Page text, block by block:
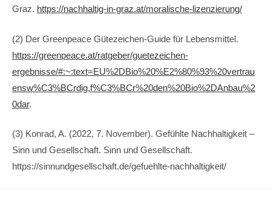
Graz. https://nachhaltig-in-graz.at/moralische-lizenzierung/
(2) Der Greenpeace Gütezeichen-Guide für Lebensmittel.
https://greenpeace.at/ratgeber/guetezeichen-
ergebnisse/#:~:text=EU%2DBio%20%E2%80%93%20vertrau
ensw%C3%BCrdig,f%C3%BCr%20den%20Bio%2DAnbau%2
0dar.
(3) Konrad, A. (2022, 7. November). Gefühlte Nachhaltigkeit –
Sinn und Gesellschaft. Sinn und Gesellschaft.
https://sinnundgesellschaft.de/gefuehlte-nachhaltigkeit/